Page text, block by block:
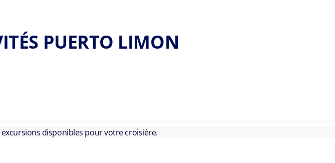
PUERTO LIMON
disponibles pour votre croisière.